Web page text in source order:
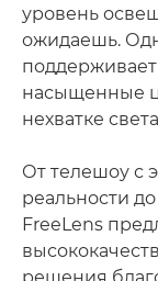
уровень
ожидаешь.
насыщенные
нехватке
От телешоу с
реальности
FreeLens